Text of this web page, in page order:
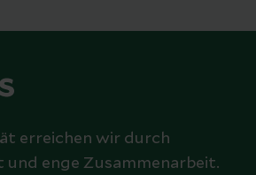
erreichen wir durch
und enge Zusammenarbeit.